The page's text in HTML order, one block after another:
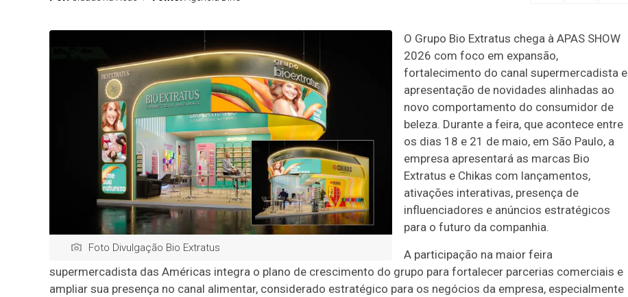
Foto Divulgação Bio Extratus
O Grupo Bio Extratus chega à APAS SHOW
2026 com foco em expansão,
fortalecimento do canal supermercadista e
apresentação de novidades alinhadas ao
novo comportamento do consumidor de
beleza. Durante a feira, que acontece entre
os dias 18 e 21 de maio, em São Paulo, a
empresa apresentará as marcas Bio
Extratus e Chikas com lançamentos,
ativações interativas, presença de
influenciadores e anúncios estratégicos
para o futuro da companhia.
A participação na maior feira
supermercadista das Américas integra o plano de crescimento do grupo para fortalecer parcerias comerciais e
ampliar sua presença no canal alimentar, considerado estratégico para os negócios da empresa, especialmente